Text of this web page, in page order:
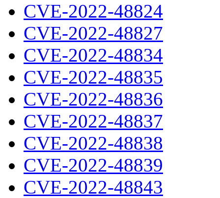
CVE-2022-48824
CVE-2022-48827
CVE-2022-48834
CVE-2022-48835
CVE-2022-48836
CVE-2022-48837
CVE-2022-48838
CVE-2022-48839
CVE-2022-48843